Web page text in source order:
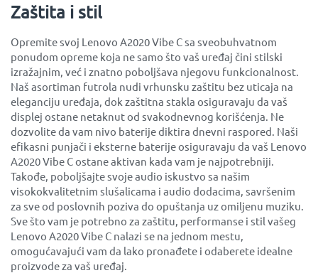
Zaštita i stil
Opremite svoj Lenovo A2020 Vibe C sa sveobuhvatnom
ponudom opreme koja ne samo što vaš uređaj čini stilski
izražajnim, već i znatno poboljšava njegovu funkcionalnost.
Naš asortiman futrola nudi vrhunsku zaštitu bez uticaja na
eleganciju uređaja, dok zaštitna stakla osiguravaju da vaš
displej ostane netaknut od svakodnevnog korišćenja. Ne
dozvolite da vam nivo baterije diktira dnevni raspored. Naši
efikasni punjači i eksterne baterije osiguravaju da vaš Lenovo
A2020 Vibe C ostane aktivan kada vam je najpotrebniji.
Takođe, poboljšajte svoje audio iskustvo sa našim
visokokvalitetnim slušalicama i audio dodacima, savršenim
za sve od poslovnih poziva do opuštanja uz omiljenu muziku.
Sve što vam je potrebno za zaštitu, performanse i stil vašeg
Lenovo A2020 Vibe C nalazi se na jednom mestu,
omogućavajući vam da lako pronađete i odaberete idealne
proizvode za vaš uređaj.